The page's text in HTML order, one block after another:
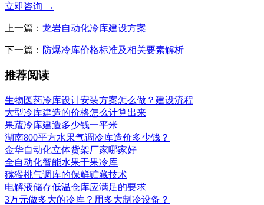
立即咨询 →
上一篇： 龙岩自动化冷库建设方案
下一篇： 防爆冷库价格标准及相关要素解析
推荐阅读
生物医药冷库设计安装方案怎么做？建设流程
大型冷库建造的价格怎么计算出来
果蔬冷库建造多少钱一平米
湖南800平方水果气调冷库造价多少钱？
金华自动化立体货架厂家哪家好
全自动化智能水果干果冷库
猕猴桃气调库的保鲜贮藏技术
电解液储存低温仓库应满足的要求
3万元做多大的冷库？用多大制冷设备？